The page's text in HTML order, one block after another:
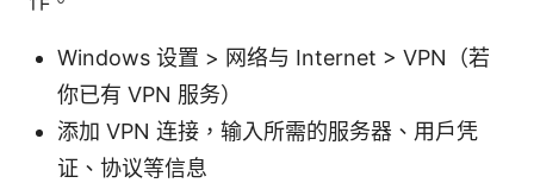
Windows 设置 > 网络与 Internet > VPN（若
你已有 VPN 服务）
添加 VPN 连接，输入所需的服务器、用户凭
证、协议等信息